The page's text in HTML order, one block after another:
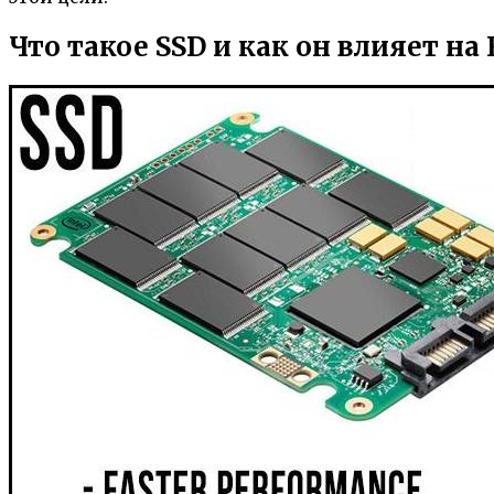
Что такое SSD и как он влияет на